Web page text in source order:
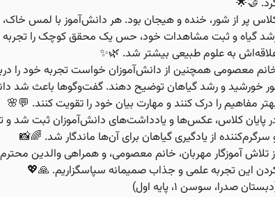
🤝🌟
پر از شور، خنده و هیجان بود. هر دانش‌آموز با لمس
گیاه و ثبت مشاهدات خود، حس یک محقق کوچک را تجربه
به علوم طبیعی بیشتر شد. 🌿✨
معصومی همچنین از دانش‌آموزان خواست تجربه خود را
خورشید و رشد گیاهان توضیح دهند. گفت‌وگوها باعث شد
مفاهیم را درک کنند و مهارت بیان خود را تقویت کنند. 💬🌸
پایان کلاس، عکس‌ها و یادداشت‌های دانش‌آموزان ثبت شد و
سرگرم‌کننده از یادگیری گیاهان برای آن‌ها ماندگار شد. 🌈📸
تلاش آموزگار مهربان، خانم معصومی، و همراهی والدین
این تجربه علمی و جذاب صمیمانه سپاسگزاریم. 🙏💖
صدرا، سوسن ۱، پایه اول)